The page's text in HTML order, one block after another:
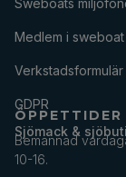
Sweboats
Medlem i sweboat
Verkstadsformulär
GDPR
ÖPPETTIDER
Sjömack &
Bemannad
10-16.